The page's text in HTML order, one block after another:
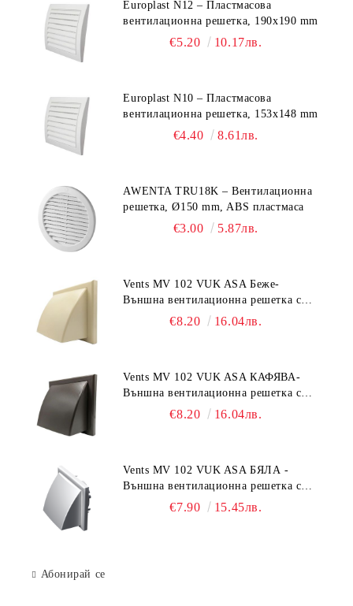
Europlast N12 – Пластмасова
вентилационна решетка, 190x190 mm
€5.20 10.17лв.
Europlast N10 – Пластмасова
вентилационна решетка, 153x148 mm
€4.40 8.61лв.
AWENTA TRU18K – Вентилационна
решетка, Ø150 mm, ABS пластмаса
€3.00 5.87лв.
Vents MV 102 VUK ASA Беже-
Външна вентилационна решетка с
гравитачна клапа Ø 100, Ø 125,
€8.20 16.04лв.
Vents MV 102 VUK ASA КАФЯВА-
Външна вентилационна решетка с
гравитачна клапа Ø 100, Ø 125,
€8.20 16.04лв.
Vents MV 102 VUK ASA БЯЛА -
Външна вентилационна решетка с
гравитачна клапа Ø 100, Ø 125,
€7.90 15.45лв.
Абонирай се